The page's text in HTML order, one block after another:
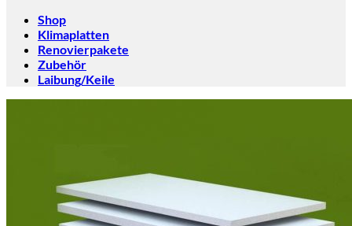
Shop
Klimaplatten
Renovierpakete
Zubehör
Laibung/Keile